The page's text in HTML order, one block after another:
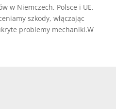
w Niemczech, Polsce i UE.
szkody, włączając
problemy mechaniki.W